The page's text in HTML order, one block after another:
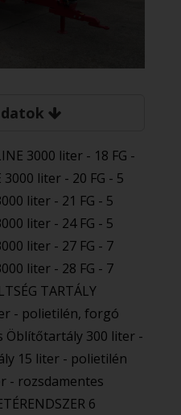
3000 liter - 18 FG -
3000 liter - 20 FG - 5
liter - 21 FG - 5
liter - 24 FG - 5
liter - 27 FG - 7
liter - 28 FG - 7
TARTÁLY
- polietilén, forgó
Öblítőtartály 300 liter -
15 liter - polietilén
- rozsdamentes
6